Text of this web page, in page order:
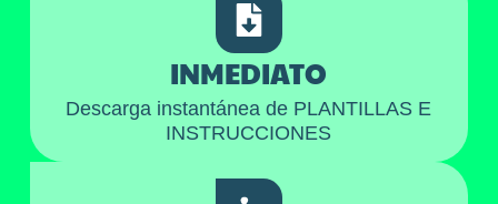
INMEDIATO
Descarga instantánea de PLANTILLAS E
INSTRUCCIONES